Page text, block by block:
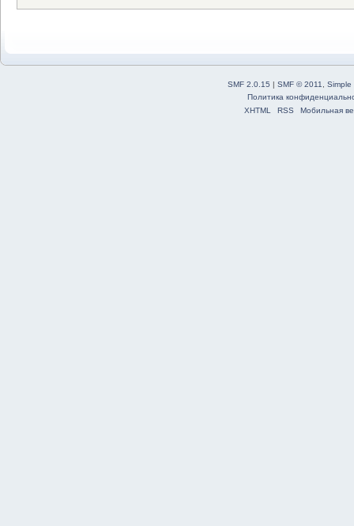
SMF 2.0.15 | SMF © 2011
Simple
Политика
XHTML
RSS Мобильная